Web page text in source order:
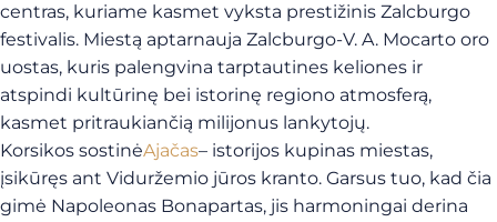
centras, kuriame kasmet vyksta prestižinis Zalcburgo
festivalis. Miestą aptarnauja Zalcburgo-V. A. Mocarto oro
uostas, kuris palengvina tarptautines keliones ir
atspindi kultūrinę bei istorinę regiono atmosferą,
kasmet pritraukiančią milijonus lankytojų.
Korsikos sostinėAjačas– istorijos kupinas miestas,
įsikūręs ant Viduržemio jūros kranto. Garsus tuo, kad čia
gimė Napoleonas Bonapartas, jis harmoningai derina